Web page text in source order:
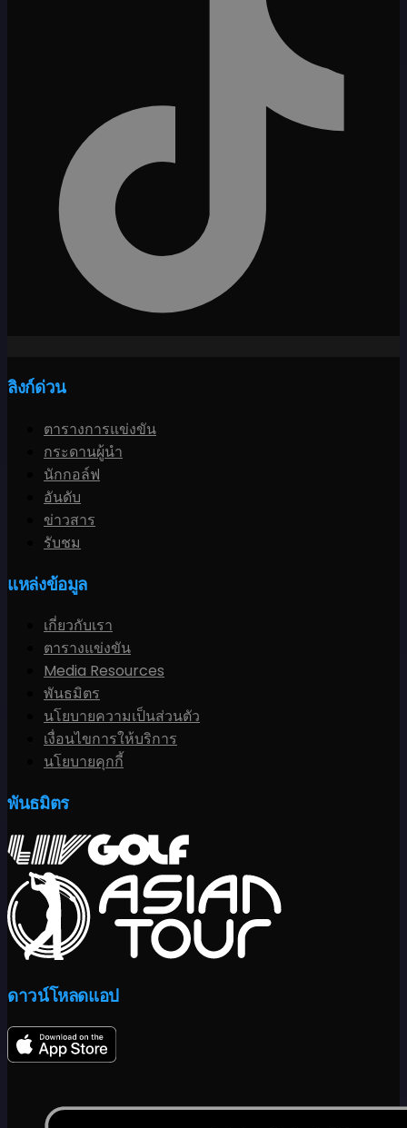
ลิงก์ด่วน
ตารางการแข่งขัน
กระดานผู้นำ
นักกอล์ฟ
อันดับ
ข่าวสาร
รับชม
แหล่งข้อมูล
เกี่ยวกับเรา
ตารางแข่งขัน
Media Resources
พันธมิตร
นโยบายความเป็นส่วนตัว
เงื่อนไขการให้บริการ
นโยบายคุกกี้
พันธมิตร
ดาวน์โหลดแอป